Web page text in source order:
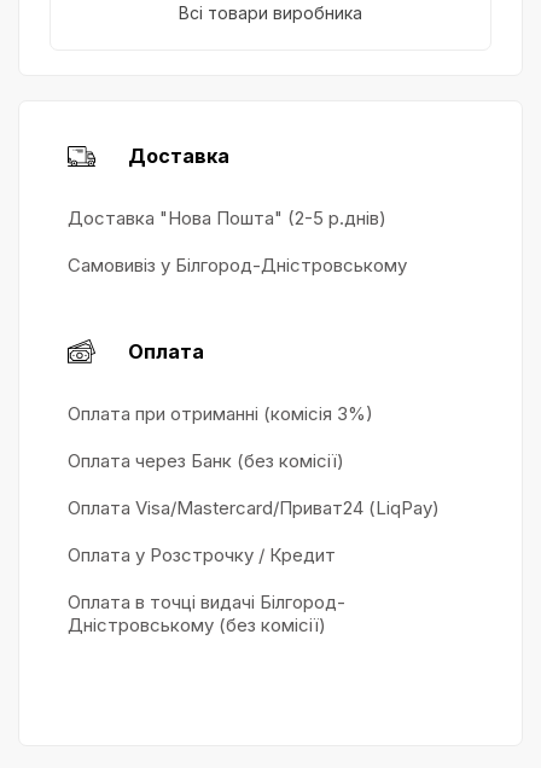
Всі товари виробника
Доставка
Доставка "Нова Пошта" (2-5 р.днів)
Самовивіз у Білгород-Дністровському
Оплата
Оплата при отриманні (комісія 3%)
Оплата через Банк (без комісії)
Оплата Visa/Mastercard/Приват24 (LiqPay)
Оплата у Розстрочку / Кредит
Оплата в точці видачі Білгород-
Дністровському (без комісії)